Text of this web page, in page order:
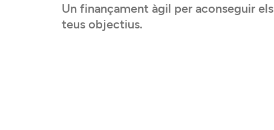
Un finançament àgil per aconseguir els
teus objectius.